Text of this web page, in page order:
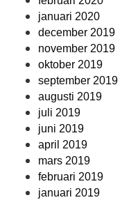
januari 2020
december 2019
november 2019
oktober 2019
september 2019
augusti 2019
juli 2019
juni 2019
april 2019
mars 2019
februari 2019
januari 2019